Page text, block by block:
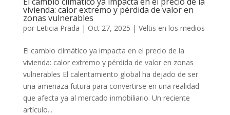
vivienda: calor extremo y pérdida de valor en
zonas vulnerables
por Leticia Prada | Oct 27, 2025 | Veltis en los medios
El cambio climático ya impacta en el precio de la
vivienda: calor extremo y pérdida de valor en zonas
vulnerables El calentamiento global ha dejado de ser
una amenaza futura para convertirse en una realidad
que afecta ya al mercado inmobiliario. Un reciente
artículo...